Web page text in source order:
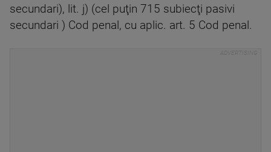
secundari), lit. j) (cel puţin 715 subiecţi pasivi
secundari ) Cod penal, cu aplic. art. 5 Cod penal.